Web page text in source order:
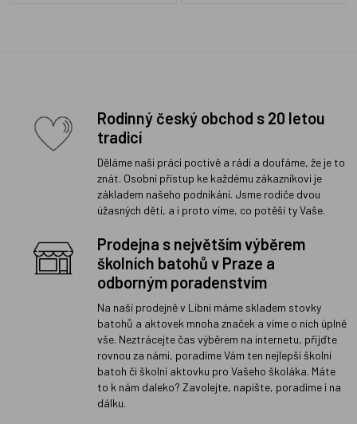
Rodinný český obchod s 20 letou
tradicí
Děláme naši práci poctivě a rádi a doufáme, že je to
znát. Osobní přístup ke každému zákazníkovi je
základem našeho podnikání. Jsme rodiče dvou
úžasných dětí, a i proto víme, co potěší ty Vaše.
Prodejna s největším výběrem
školních batohů v Praze a
odborným poradenstvím
Na naší prodejně v Libni máme skladem stovky
batohů a aktovek mnoha značek a víme o nich úplně
vše. Neztrácejte čas výběrem na internetu, přijďte
rovnou za námi, poradíme Vám ten nejlepší školní
batoh či školní aktovku pro Vašeho školáka. Máte
to k nám daleko? Zavolejte, napište, poradíme i na
dálku.